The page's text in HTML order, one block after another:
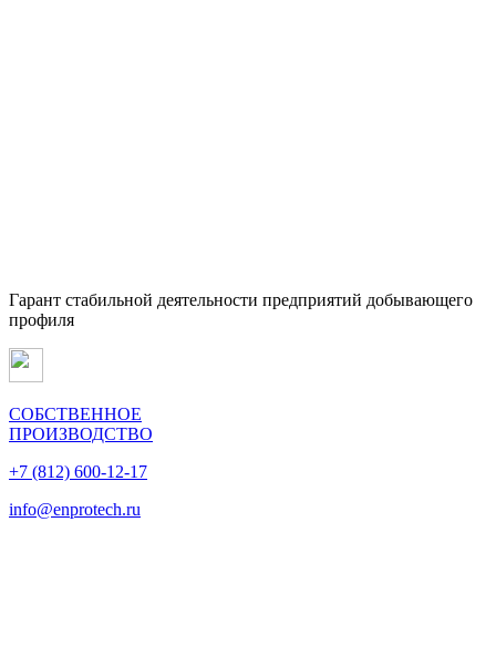
Гарант стабильной деятельности предприятий добывающего
профиля
СОБСТВЕННОЕ
ПРОИЗВОДСТВО
+7 (812) 600-12-17
info@enprotech.ru